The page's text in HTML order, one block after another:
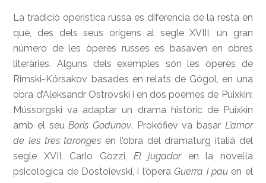
La tradició operística russa es diferencia de la resta en
què, des dels seus orígens al segle XVIII, un gran
número de les òperes russes es basaven en obres
literàries. Alguns dels exemples són les òperes de
Rimski-Kórsakov basades en relats de Gógol, en una
obra d’Aleksandr Ostrovski i en dos poemes de Puixkin;
Mússorgski va adaptar un drama històric de Puixkin
amb el seuBoris Godunov. Prokófiev va basar L’amor
de les tres taronges en l’obra del dramaturg italià del
segle XVII, Carlo Gozzi,El jugador en la novel·la
psicològica de Dostoievski, i l’òperaGuerra i pauen el